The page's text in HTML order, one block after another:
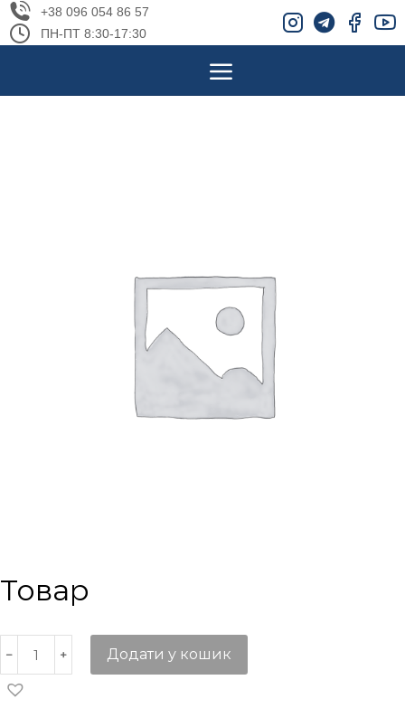
+38 096 054 86 57
ПН-ПТ 8:30-17:30
Товар
Додати у кошик